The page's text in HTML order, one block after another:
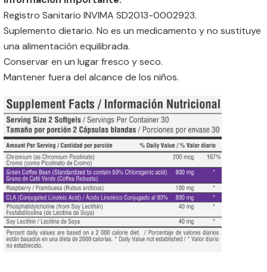
Registro Sanitario INVIMA SD2013-0002923.
Suplemento dietario. No es un medicamento y no sustituye
una alimentación equilibrada.
Conservar en un lugar fresco y seco.
Mantener fuera del alcance de los niños.